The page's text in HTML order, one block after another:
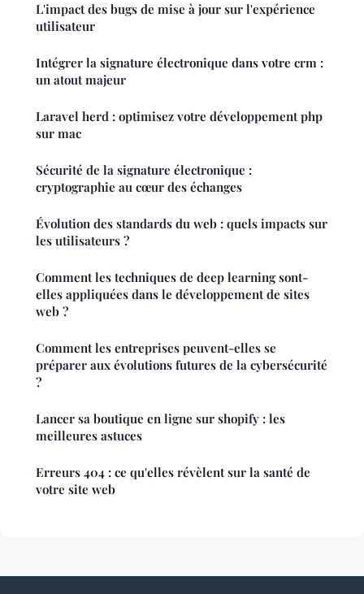
L'impact des bugs de mise à jour sur l'expérience
utilisateur
Intégrer la signature électronique dans votre crm :
un atout majeur
Laravel herd : optimisez votre développement php
sur mac
Sécurité de la signature électronique :
cryptographie au cœur des échanges
Évolution des standards du web : quels impacts sur
les utilisateurs ?
Comment les techniques de deep learning sont-
elles appliquées dans le développement de sites
web ?
Comment les entreprises peuvent-elles se
préparer aux évolutions futures de la cybersécurité
?
Lancer sa boutique en ligne sur shopify : les
meilleures astuces
Erreurs 404 : ce qu'elles révèlent sur la santé de
votre site web